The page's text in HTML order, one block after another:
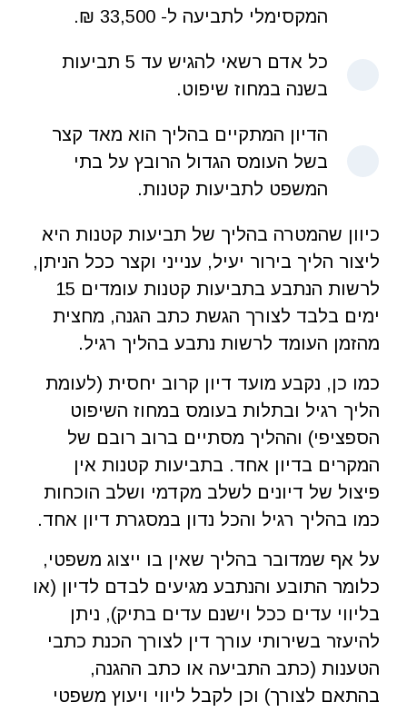
המקסימלי לתביעה ל- 33,500 ₪.
כל אדם רשאי להגיש עד 5 תביעות
בשנה במחוז שיפוט.
הדיון המתקיים בהליך הוא מאד קצר
בשל העומס הגדול הרובץ על בתי
המשפט לתביעות קטנות.
כיוון שהמטרה בהליך של תביעות קטנות היא
ליצור הליך בירור יעיל, ענייני וקצר ככל הניתן,
לרשות הנתבע בתביעות קטנות עומדים 15
ימים בלבד לצורך הגשת כתב הגנה, מחצית
מהזמן העומד לרשות נתבע בהליך רגיל.
כמו כן, נקבע מועד דיון קרוב יחסית (לעומת
הליך רגיל ובתלות בעומס במחוז השיפוט
הספציפי) וההליך מסתיים ברוב רובם של
המקרים בדיון אחד. בתביעות קטנות אין
פיצול של דיונים לשלב מקדמי ושלב הוכחות
כמו בהליך רגיל והכל נדון במסגרת דיון אחד.
על אף שמדובר בהליך שאין בו ייצוג משפטי,
כלומר התובע והנתבע מגיעים לבדם לדיון (או
בליווי עדים ככל וישנם עדים בתיק), ניתן
להיעזר בשירותי עורך דין לצורך הכנת כתבי
הטענות (כתב התביעה או כתב ההגנה,
בהתאם לצורך) וכן לקבל ליווי ויעוץ משפטי